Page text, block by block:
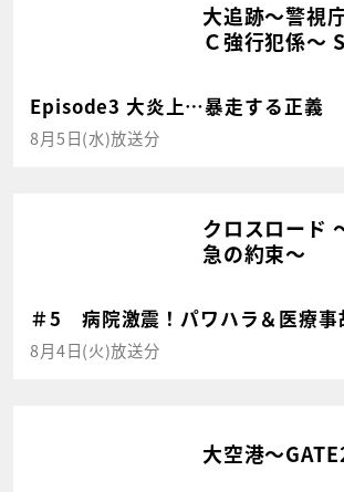
大追跡～警視
Ｃ強行犯係～
Episode3 大炎上…暴走する正義
8月5日(水)放送分
クロスロード
急の約束～
＃5 病院激震！パワハラ＆医療事
8月4日(火)放送分
大空港～